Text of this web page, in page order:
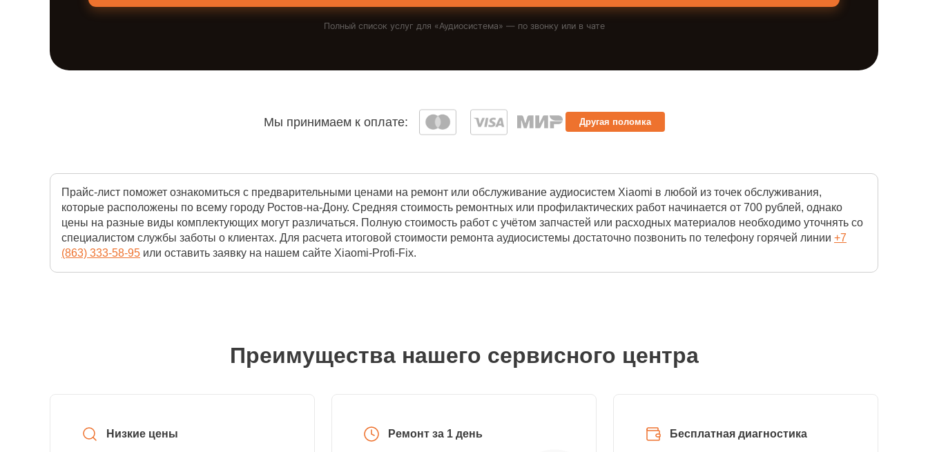
Полный список услуг для «Аудиосистема» — по звонку или в чате
Мы принимаем к оплате: Другая поломка
Прайс-лист поможет ознакомиться с предварительными ценами на ремонт или обслуживание аудиосистем Xiaomi в любой из точек обслуживания,
которые расположены по всему городу Ростов-на-Дону. Средняя стоимость ремонтных или профилактических работ начинается от 700 рублей, однако
цены на разные виды комплектующих могут различаться. Полную стоимость работ с учётом запчастей или расходных материалов необходимо уточнять со
специалистом службы заботы о клиентах. Для расчета итоговой стоимости ремонта аудиосистемы достаточно позвонить по телефону горячей линии +7
(863) 333-58-95 или оставить заявку на нашем сайте Xiaomi-Profi-Fix.
Преимущества нашего сервисного центра
Низкие цены Ремонт за 1 день Бесплатная диагностика